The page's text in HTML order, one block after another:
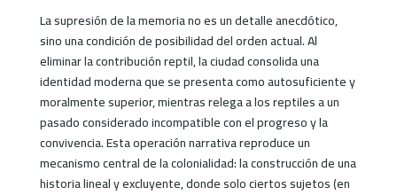
La supresión de la memoria no es un detalle anecdótico,
sino una condición de posibilidad del orden actual. Al
eliminar la contribución reptil, la ciudad consolida una
identidad moderna que se presenta como autosuficiente y
moralmente superior, mientras relega a los reptiles a un
pasado considerado incompatible con el progreso y la
convivencia. Esta operación narrativa reproduce un
mecanismo central de la colonialidad: la construcción de una
historia lineal y excluyente, donde solo ciertos sujetos (en